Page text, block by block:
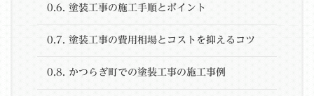
0.6. 塗装工事の施工手順とポイント
0.7. 塗装工事の費用相場とコストを抑えるコツ
0.8. かつらぎ町での塗装工事の施工事例